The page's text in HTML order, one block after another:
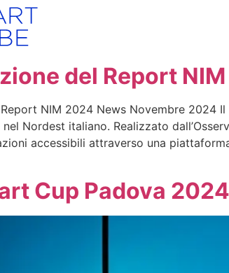
del Report
NIM 2024 News Novembre 2024
Nordest italiano. Realizzato
accessibili attraverso una
Cup Padova 2024